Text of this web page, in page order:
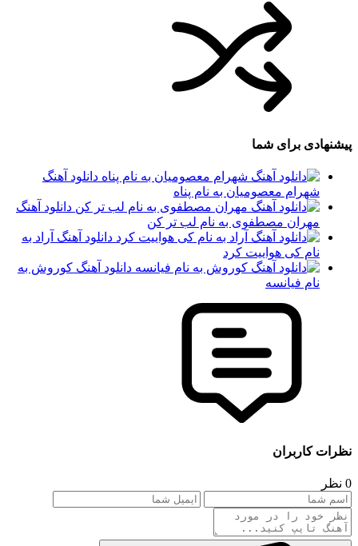
پیشنهادی برای شما
دانلود آهنگ
شهرام معصومیان به نام پناه
دانلود آهنگ
مهران مصطفوی به نام لب تر کن
دانلود آهنگ آراد به
نام کی هواییت کرد
دانلود آهنگ کوروش به
نام فیانسه
نظرات کاربران
0 نظر